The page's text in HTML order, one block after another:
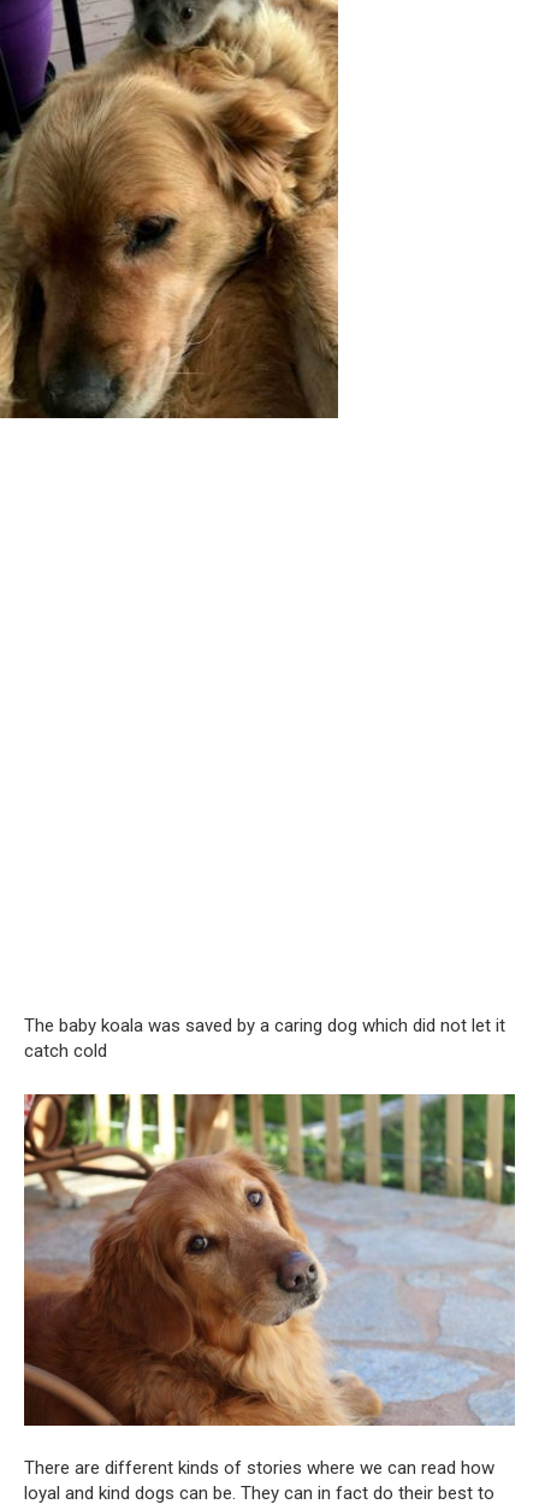
The baby koala was saved by a caring dog which did not let it
catch cold
There are different kinds of stories where we can read how
loyal and kind dogs can be. They can in fact do their best to